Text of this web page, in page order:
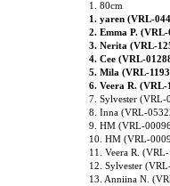
1. 80cm
1. yaren (VRL-
2. Emma P.
3. Nerita (VRL-
4. Cee (VRL-
5. Mila (VRL-
6. Veera R.
7. Sylvester (VRL-
8. Inna (VRL-
9. HM (VRL-
10. HM (VRL-
11. Veera R.
12. Sylvester
13. Anniina N.